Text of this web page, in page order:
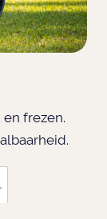
frezen.